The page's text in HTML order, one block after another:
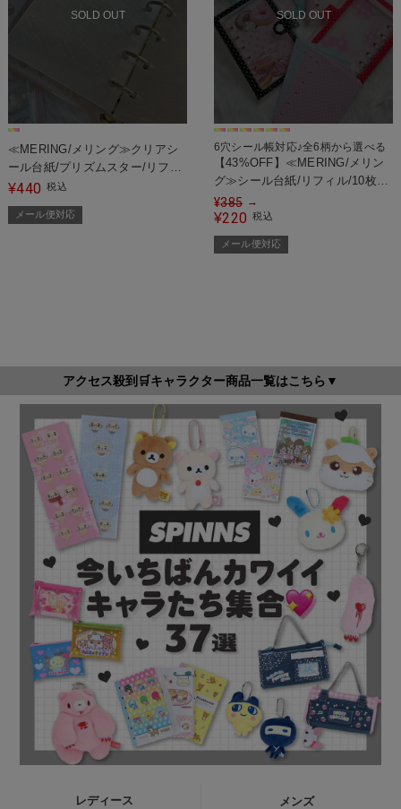
SOLD OUT
≪MERING/メリング≫クリアシ
ール台紙/プリズムスター/リフィ
ル/A7ハードタイプ/10枚入り＜メ
¥440 税込
メール便対応
SOLD OUT
6穴シール帳対応♪全6柄から選べる
【43%OFF】≪MERING/メリン
グ≫シール台紙/リフィル/10枚入
り/スイーツ＜メール便対応＞
¥385 →
¥220 税込
メール便対応
アクセス殺到🛒キャラクター商品一覧はこちら▼
レディース メンズ